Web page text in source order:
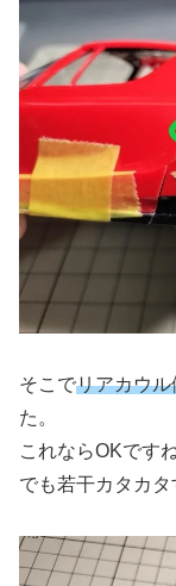
そこでリアカウ
た。
これならOKですね
でも若干カタカタ